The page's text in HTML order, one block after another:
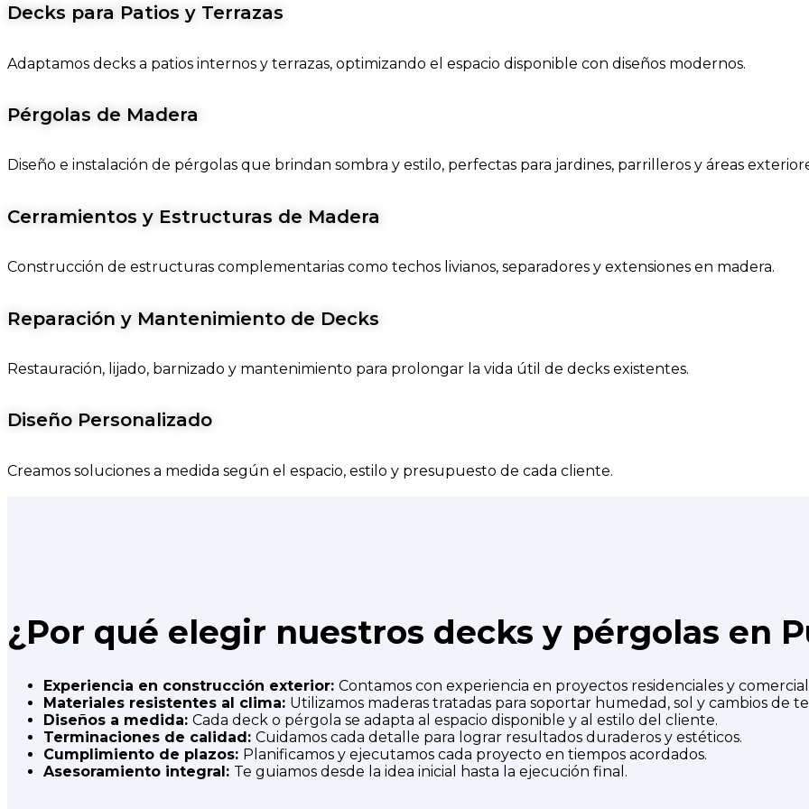
Decks para Patios y Terrazas
Adaptamos decks a patios internos y terrazas, optimizando el espacio disponible con diseños modernos.
Pérgolas de Madera
Diseño e instalación de pérgolas que brindan sombra y estilo, perfectas para jardines, parrilleros y áreas
Cerramientos y Estructuras de Madera
Construcción de estructuras complementarias como techos livianos, separadores y extensiones en madera.
Reparación y Mantenimiento de Decks
Restauración, lijado, barnizado y mantenimiento para prolongar la vida útil de decks existentes.
Diseño Personalizado
Creamos soluciones a medida según el espacio, estilo y presupuesto de cada cliente.
¿Por qué elegir nuestros decks y pérgolas en
Experiencia en construcción exterior: Contamos con experiencia en proyectos residenciales y
Materiales resistentes al clima: Utilizamos maderas tratadas para soportar humedad, sol y cambios de
Diseños a medida: Cada deck o pérgola se adapta al espacio disponible y al estilo del cliente.
Terminaciones de calidad: Cuidamos cada detalle para lograr resultados duraderos y estéticos.
Cumplimiento de plazos: Planificamos y ejecutamos cada proyecto en tiempos acordados.
Asesoramiento integral: Te guiamos desde la idea inicial hasta la ejecución final.